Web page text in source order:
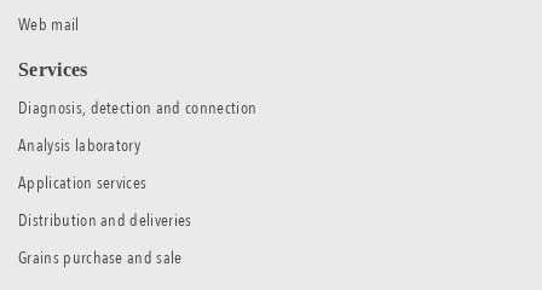
Web mail
Services
Diagnosis, detection and connection
Analysis laboratory
Application services
Distribution and deliveries
Grains purchase and sale